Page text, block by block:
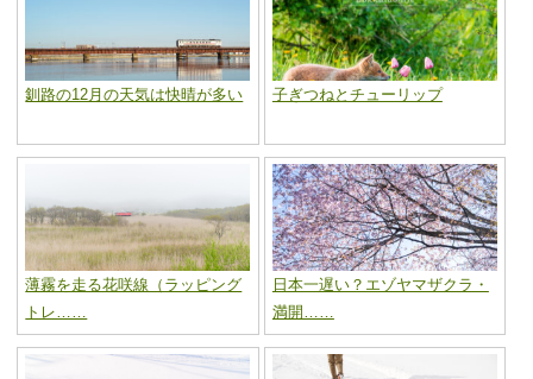
釧路の12月の天気は快晴が多い 子ぎつねとチューリップ
薄霧を走る花咲線（ラッピング
トレ……
日本一遅い？エゾヤマザクラ・
満開……